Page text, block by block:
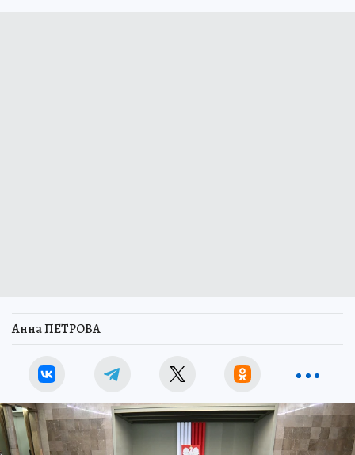
Анна ПЕТРОВА